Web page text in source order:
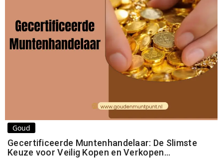
Goud
Gecertificeerde Muntenhandelaar: De Slimste
Keuze voor Veilig Kopen en Verkopen…